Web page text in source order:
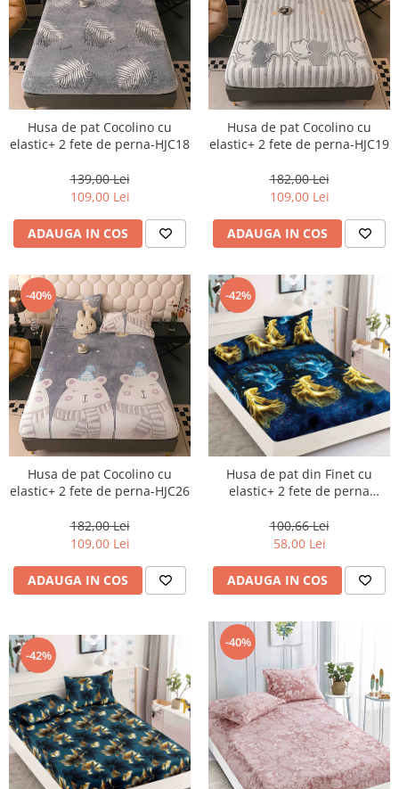
Husa de pat Cocolino cu
elastic+ 2 fete de perna-HJC18
139,00 Lei
109,00 Lei
ADAUGA IN COS
Husa de pat Cocolino cu
elastic+ 2 fete de perna-HJC19
182,00 Lei
109,00 Lei
ADAUGA IN COS
-40%
Husa de pat Cocolino cu
elastic+ 2 fete de perna-HJC26
182,00 Lei
109,00 Lei
ADAUGA IN COS
-42%
Husa de pat din Finet cu
elastic+ 2 fete de perna
100,66 Lei
58,00 Lei
ADAUGA IN COS
-42%
-40%